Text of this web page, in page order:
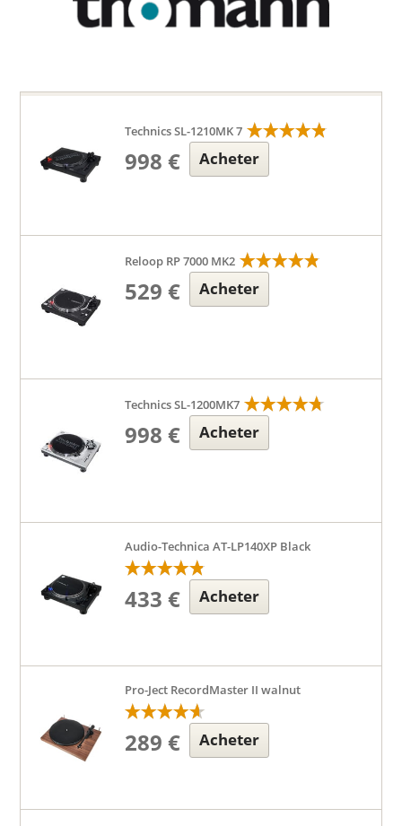
Technics SL-1210MK 7
998 € Acheter
Reloop RP 7000 MK2
529 € Acheter
Technics SL-1200MK7
998 € Acheter
Audio-Technica AT-LP140XP Black
433 € Acheter
Pro-Ject RecordMaster II walnut
289 € Acheter